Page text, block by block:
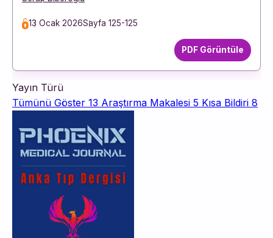
13 Ocak 2026Sayfa 125-125
PDF Görüntüle
Yayın Türü
Tümünü Göster 13 Araştırma Makalesi 5 Kısa Bildiri 8